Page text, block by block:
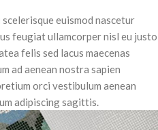
euismod nascetur
feugiat ullamcorper nisl eu justo
felis sed lacus maecenas
ad aenean nostra sapien
orci vestibulum aenean
adipiscing sagittis.